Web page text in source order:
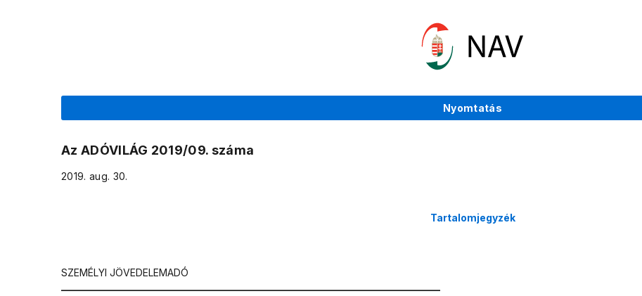
Nyomtatás
Az ADÓVILÁG 2019/09. száma
2019. aug. 30.
Tartalomjegyzék
SZEMÉLYI JÖVEDELEMADÓ